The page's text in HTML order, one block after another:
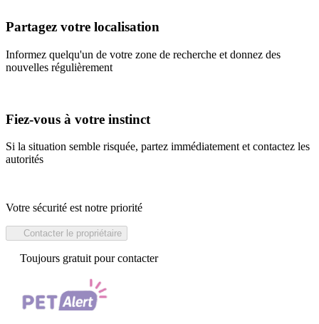
Partagez votre localisation
Informez quelqu'un de votre zone de recherche et donnez des
nouvelles régulièrement
Fiez-vous à votre instinct
Si la situation semble risquée, partez immédiatement et contactez les
autorités
Votre sécurité est notre priorité
Contacter le propriétaire
Toujours gratuit pour contacter